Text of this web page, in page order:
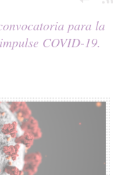
para la
COVID-19.